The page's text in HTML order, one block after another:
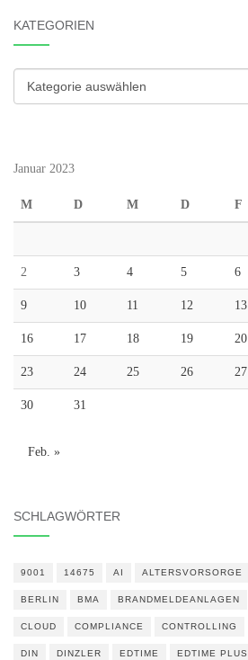
KATEGORIEN
Kategorien
Januar 2023
M D M D F
2 3 4 5 6
9 10 11 12 13
16 17 18 19 20
23 24 25 26 27
30 31
Feb. »
SCHLAGWÖRTER
9001 14675 AI ALTERSVORSORGE
BERLIN BMA BRANDMELDEANLAGEN
CLOUD COMPLIANCE CONTROLLING
DIN DINZLER EDTIME EDTIME PLUS